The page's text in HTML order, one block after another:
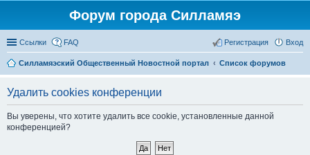
Форум города Силламяэ
Ссылки FAQ Вход
Регистрация
Силламяэский Общественный Новостной портал Список форумов
Удалить cookies конференции
Вы уверены, что хотите удалить все cookie, установленные данной
конференцией?